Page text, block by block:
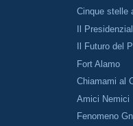
Cinque stelle
Il
Il Futuro del
Fort Alamo
Chiamami al
Amici Nemici
Fenomeno